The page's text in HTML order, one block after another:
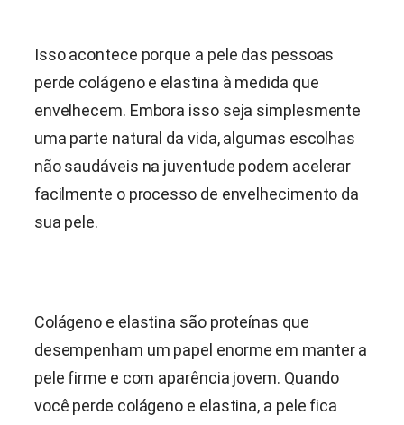
Isso acontece porque a pele das pessoas
perde colágeno e elastina à medida que
envelhecem. Embora isso seja simplesmente
uma parte natural da vida, algumas escolhas
não saudáveis na juventude podem acelerar
facilmente o processo de envelhecimento da
sua pele.
Colágeno e elastina são proteínas que
desempenham um papel enorme em manter a
pele firme e com aparência jovem. Quando
você perde colágeno e elastina, a pele fica